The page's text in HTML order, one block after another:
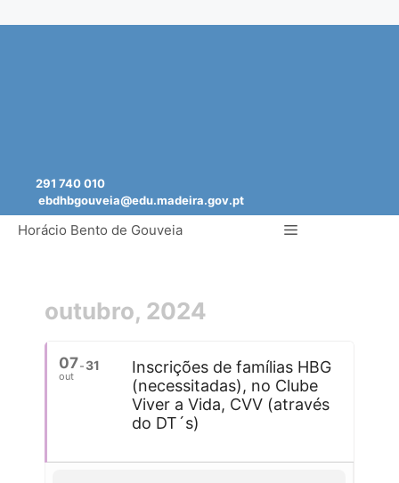
291 740 010
ebdhbgouveia@edu.madeira.gov.pt
Horácio Bento de Gouveia Menu
outubro, 2024
07
out
31
Inscrições de famílias HBG
(necessitadas), no Clube
Viver a Vida, CVV (através
do DT´s)